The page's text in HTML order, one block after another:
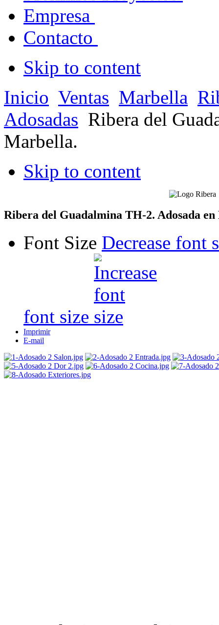
Empresa
Contacto
Skip to content
Inicio Ventas Marbella
Adosadas Ribera del
Marbella.
Skip to content
Ribera del Guadalmina TH-2. Adosada
Font Size Decrease font
font size
Imprimir
E-mail